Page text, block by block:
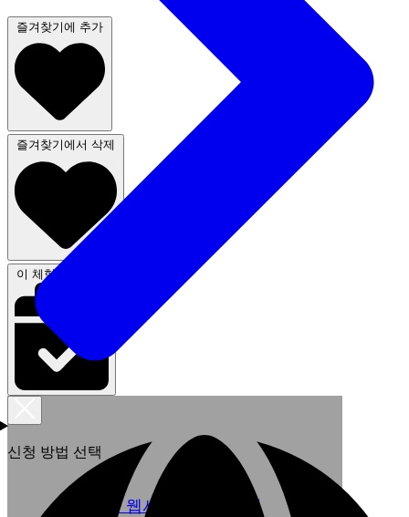
즐겨찾기에 추가
즐겨찾기에서 삭제
이 체험 신청하기
신청 방법 선택
사업자 웹사이트에서 신청